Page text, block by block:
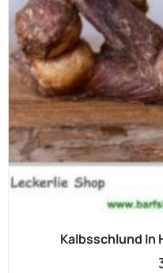
Kalbsschlund In